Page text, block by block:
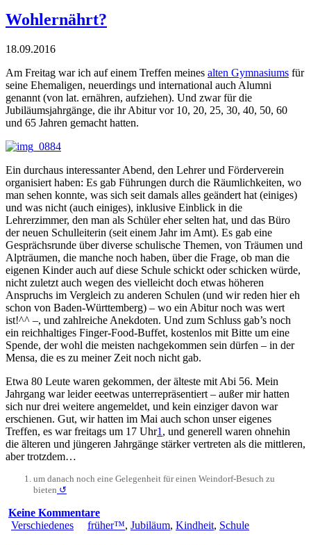
Wohlernährt?
18.09.2016
Am Freitag war ich auf einem Treffen meines alten Gymnasiums für
seine Ehemaligen, neuerdings und international auch Alumni
genannt (von lat. ernähren, aufziehen). Und zwar für die
Jubiläumsjahrgänge, die ihr Abitur vor 10, 20, 25, 30, 40, 50, 60
und 65 Jahren gemacht hatten.
Ein durchaus interessanter Abend, den Lehrer und Förderverein
organisiert haben: Es gab Führungen durch die Räumlichkeiten, wo
man sehen konnte, was sich seit damals alles geändert hat (einiges)
und was nicht (auch einiges), inklusive Einblick in die
Lehrerzimmer, den man als Schüler eher selten hat, und das Büro
der neuen Schulleiterin (seit einem Jahr im Amt). Es gab eine
Gesprächsrunde über diverse schulische Themen, von Träumen und
Alpträumen, die manche noch haben, über die Frage, ob man die
eigenen Kinder auch auf diese Schule schickt oder schicken würde,
nicht zuletzt auch wegen des vielleicht doch etwas höheren
Anspruchs im Vergleich zu anderen Schulen (und wir reden hier eh
schon von Baden-Württemberg) – wo ein Abitur noch was wert
ist!^^ –, und zahlreiche Anekdoten. Und zum Schluss gab’s noch
ein reichhaltiges Finger-Food-Buffet, kostenlos mit Bitte um eine
Spende, der wohl die meisten nachgekommen sein dürfen – in der
Mensa, die es zu meiner Zeit noch nicht gab.
Etwa 80 Leute waren gekommen, der älteste mit Abi 56. Mein
Jahrgang war leider eeetwas unterrepräsentiert – außer mir hatten
sich nur drei weitere angemeldet, und kein einziger davon war
erschienen. Gut, wir hatten im Mai auch schon unser eigenes
Treffen, es war freitags um 17 Uhr1 , und generell waren ohnehin
die älteren und jüngeren Jahrgänge stärker vertreten als die mittleren,
aber trotzdem…
um danach noch eine Gelegenheit für einen Weindorf-Besuch zu
bieten ↺
Keine Kommentare
Verschiedenes
früher™, Jubiläum, Kindheit, Schule